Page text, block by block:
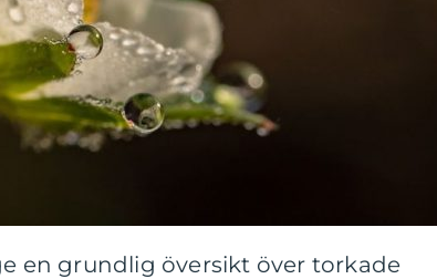
en grundlig översikt över torkade